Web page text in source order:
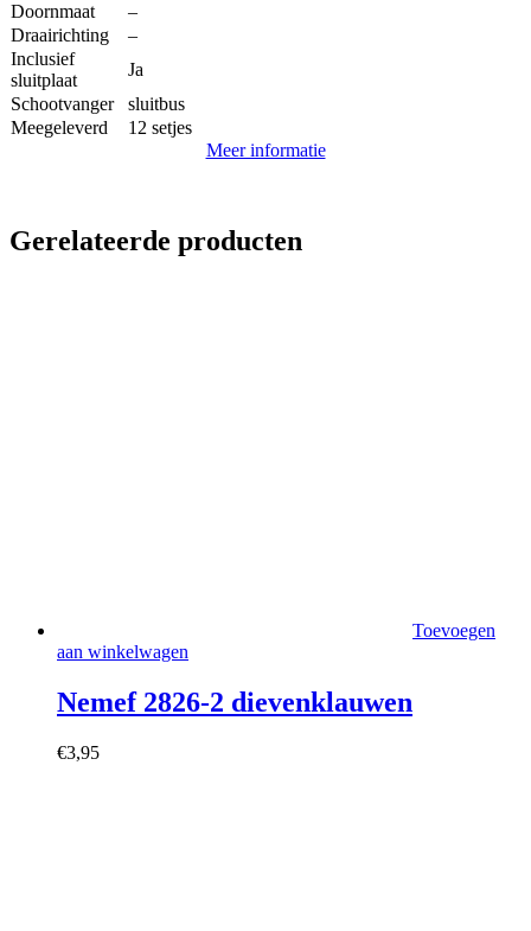
Doornmaat
–
Draairichting
–
Inclusief
sluitplaat
Ja
Schootvanger
sluitbus
Meegeleverd
12 setjes
Meer informatie
Gerelateerde producten
Toevoegen
aan winkelwagen
Nemef 2826-2 dievenklauwen
€3,95